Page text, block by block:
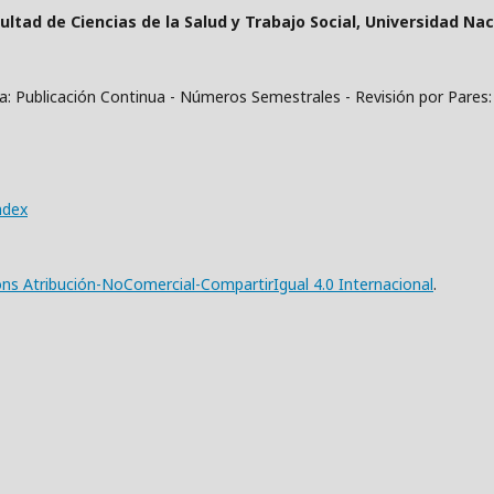
de Ciencias de la Salud y Trabajo Social, Universidad
Continua - Números Semestrales - Revisión por
Atribución-NoComercial-CompartirIgual 4.0 Internacional.